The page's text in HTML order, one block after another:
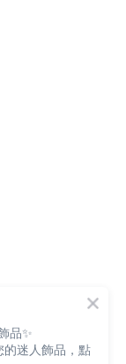
品✨
迷人飾品，點